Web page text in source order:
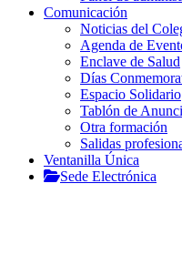
Comunicación
Noticias del
Agenda de
Enclave de Salud
Días
Espacio Solidario
Tablón de
Otra formación
Salidas
Ventanilla Única
Sede Electrónica